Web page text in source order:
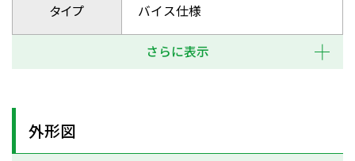
タイプ バイス仕様
さらに表示
外形図